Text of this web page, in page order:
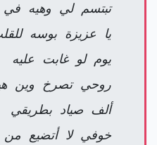
تبتسم لي وهيه
يا عزيزة بوسه
يوم لو غابت عليه
روحي تصرخ وين
ألف صياد بطريقي
خوفي لا أتضيع من